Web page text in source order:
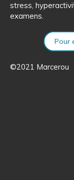
stress,
examens.
Pour
©2021 Marcerou